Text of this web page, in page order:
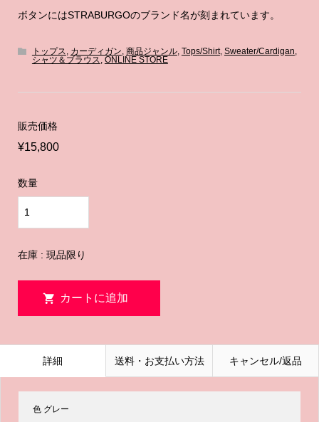
ボタンにはSTRABURGOのブランド名が刻まれています。
トップス カーディガン 商品ジャンル, Tops/Shirt, Sweater/Cardigan
シャツ＆ブラウス ONLINE STORE
販売価格
¥15,800
数量
在庫 : 現品限り
詳細 送料・お支払い方法 キャンセル/返品
色 グレー